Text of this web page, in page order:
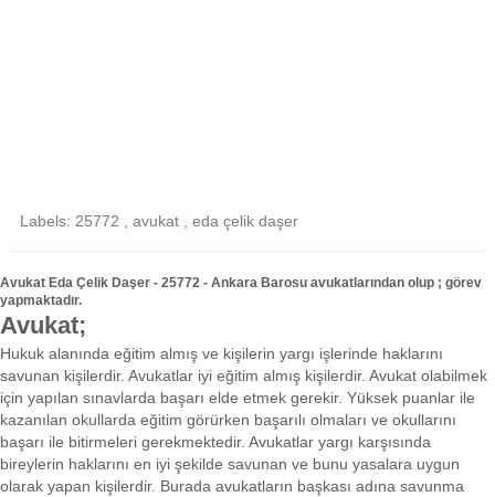
Labels: 25772 , avukat , eda çelik daşer
Avukat Eda Çelik Daşer - 25772 - Ankara Barosu avukatlarından olup ; görev
yapmaktadır.
Avukat;
Hukuk alanında eğitim almış ve kişilerin yargı işlerinde haklarını
savunan kişilerdir. Avukatlar iyi eğitim almış kişilerdir. Avukat olabilmek
için yapılan sınavlarda başarı elde etmek gerekir. Yüksek puanlar ile
kazanılan okullarda eğitim görürken başarılı olmaları ve okullarını
başarı ile bitirmeleri gerekmektedir. Avukatlar yargı karşısında
bireylerin haklarını en iyi şekilde savunan ve bunu yasalara uygun
olarak yapan kişilerdir. Burada avukatların başkası adına savunma